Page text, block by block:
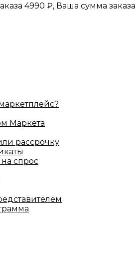
4990 ₽, Ваша сумма
Маркета
рассрочку
спрос